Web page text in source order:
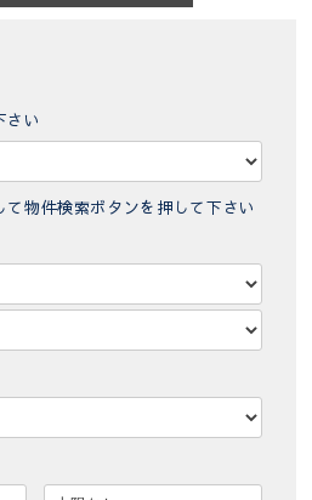
さい
物件検索ボタンを押して下さい